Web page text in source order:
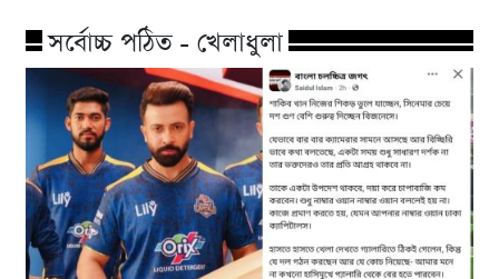
সর্বোচ্চ পঠিত - খেলাধুলা